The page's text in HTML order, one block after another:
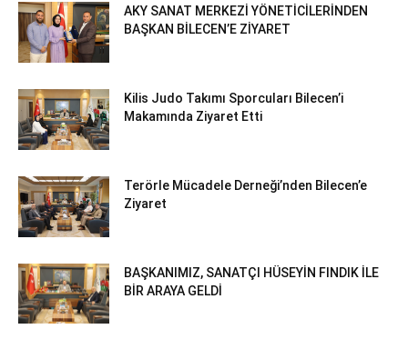
AKY SANAT MERKEZİ YÖNETİCİLERİNDEN
BAŞKAN BİLECEN’E ZİYARET
Kilis Judo Takımı Sporcuları Bilecen’i
Makamında Ziyaret Etti
Terörle Mücadele Derneği’nden Bilecen’e
Ziyaret
BAŞKANIMIZ, SANATÇI HÜSEYİN FINDIK İLE
BİR ARAYA GELDİ